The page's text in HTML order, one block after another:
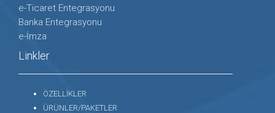
e-Ticaret Entegrasyonu
Banka Entegrasyonu
e-İmza
Linkler
ÖZELLİKLER
ÜRÜNLER/PAKETLER